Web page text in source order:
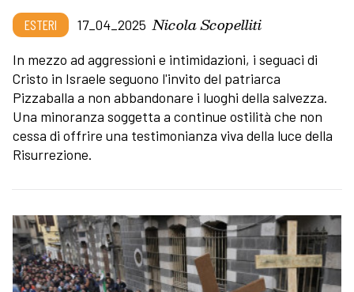
ESTERI 17_04_2025 Nicola Scopelliti
In mezzo ad aggressioni e intimidazioni, i seguaci di
Cristo in Israele seguono l'invito del patriarca
Pizzaballa a non abbandonare i luoghi della salvezza.
Una minoranza soggetta a continue ostilità che non
cessa di offrire una testimonianza viva della luce della
Risurrezione.